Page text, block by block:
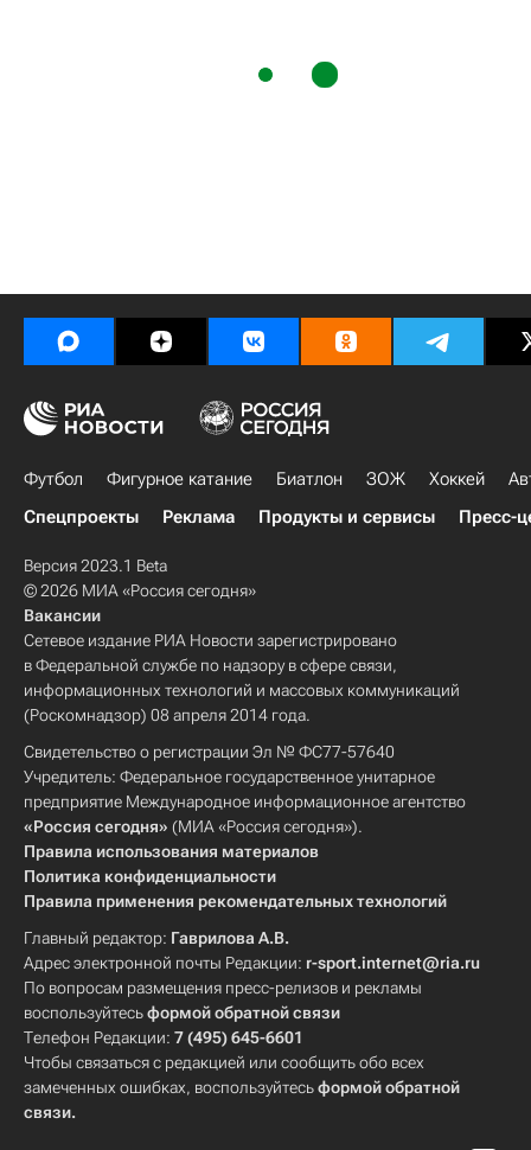
Футбол Фигурное катание Биатлон ЗОЖ Хоккей
Спецпроекты
Реклама Продукты и сервисы Пресс-
Версия 2023.1 Beta
© 2026 МИА «Россия сегодня»
Вакансии
Сетевое издание РИА Новости зарегистрировано
в Федеральной службе по надзору в сфере связи,
информационных технологий и массовых коммуникаций
(Роскомнадзор) 08 апреля 2014 года.
Свидетельство о регистрации Эл № ФС77-57640
Учредитель: Федеральное государственное унитарное
предприятие Международное информационное агентство
«Россия сегодня» (МИА «Россия сегодня»).
Правила использования материалов
Политика конфиденциальности
Правила применения рекомендательных технологий
Главный редактор: Гаврилова А.В.
Адрес электронной почты Редакции: r-sport.internet@ria.ru
По вопросам размещения пресс-релизов и рекламы
воспользуйтесьформой обратной связи
Телефон Редакции: 7 (495) 645-6601
Чтобы связаться с редакцией или сообщить обо всех
замеченных ошибках, воспользуйтесьформой обратной
связи.